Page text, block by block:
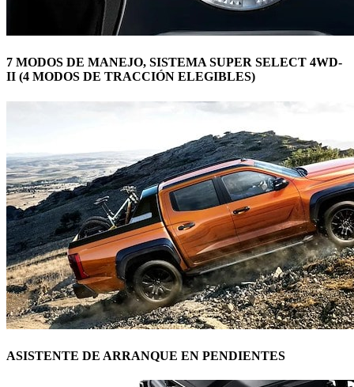
7 MODOS DE MANEJO, SISTEMA SUPER SELECT 4WD-
II (4 MODOS DE TRACCIÓN ELEGIBLES)
ASISTENTE DE ARRANQUE EN PENDIENTES